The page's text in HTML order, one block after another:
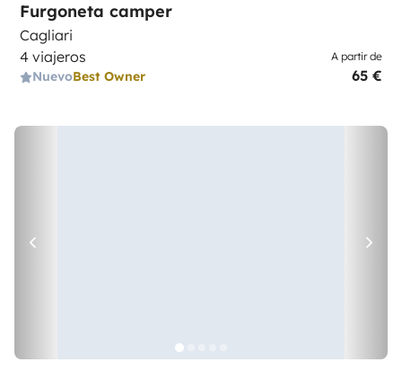
Furgoneta camper
Cagliari
4 viajeros
NuevoBest Owner
A partir de
65 €